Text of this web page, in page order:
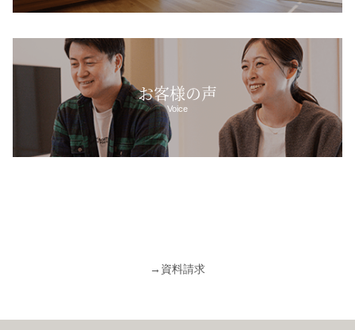
お客様の声
Voice
→ 資料請求